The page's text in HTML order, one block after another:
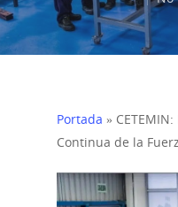
Portada »
Continua de la